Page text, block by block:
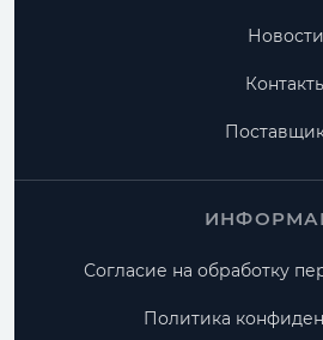
Новости
Согласие на обработку
Политика